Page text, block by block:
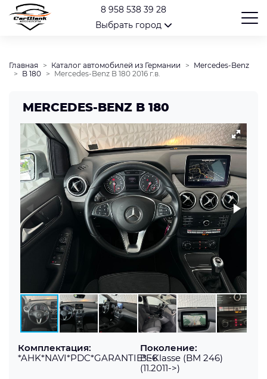
8 958 538 39 28
Выбрать город
Главная Каталог автомобилей из Германии
Mercedes-Benz
B 180
Mercedes-Benz B 180 2016 г.в.
MERCEDES-BENZ B 180
Комплектация:
*AHK*NAVI*PDC*GARANTIE*E6
Поколение:
B -Klasse (BM 246)
(11.2011->)